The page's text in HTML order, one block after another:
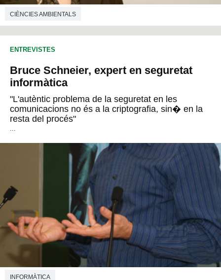
CIÈNCIES AMBIENTALS
ENTREVISTES
Bruce Schneier, expert en seguretat
informàtica
"L'autèntic problema de la seguretat en les
comunicacions no és a la criptografia, sin� en la
resta del procés"
...
INFORMÀTICA